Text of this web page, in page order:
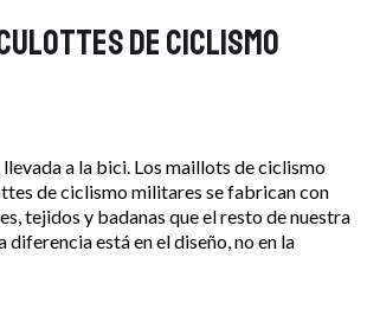
de ciclismo
a la bici. Los maillots de ciclismo
de ciclismo militares se fabrican con
tejidos y badanas que el resto de nuestra
diferencia está en el diseño, no en la